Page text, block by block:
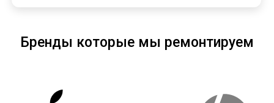
Бренды которые мы ремонтируем